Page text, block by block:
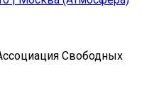
Свободных